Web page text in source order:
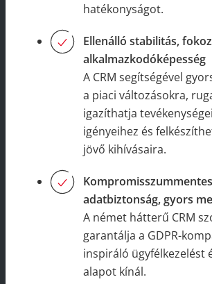
hatékonyságot.
Ellenálló stabilitás,
alkalmazkodóképesség
A CRM segítségével
a piaci változásokra,
igazíthatja
igényeihez és
jövő kihívásaira.
Kompromisszummentes
adatbiztonság, gyors
A német hátterű CRM
garantálja a GDPR-
inspiráló ügyfélkezelést
alapot kínál.